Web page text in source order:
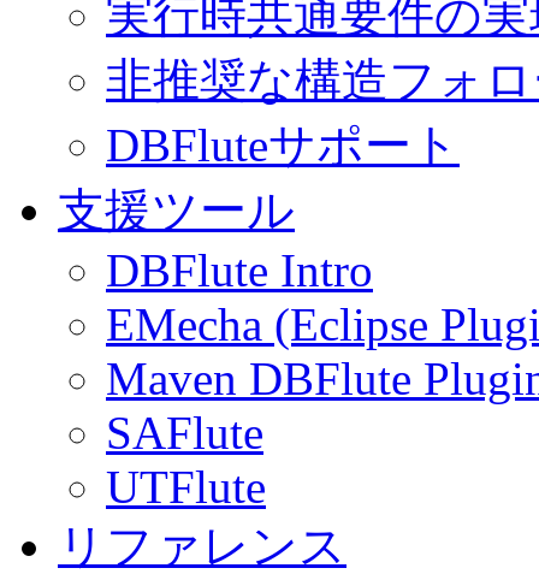
実行時共通要件の
非推奨な構造フォ
DBFluteサポート
支援ツール
DBFlute Intro
EMecha (Eclipse
Maven DBFlute
SAFlute
UTFlute
リファレンス